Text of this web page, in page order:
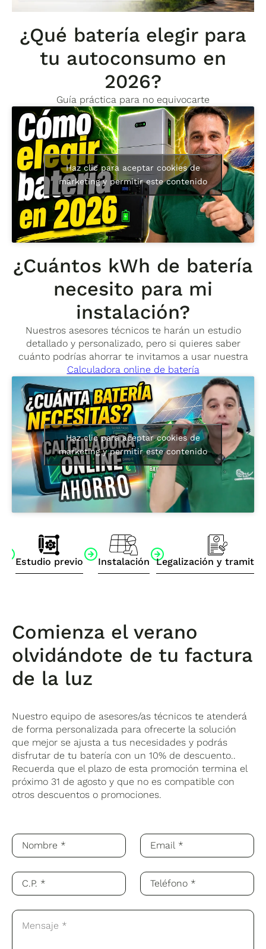
¿Qué batería elegir para
tu autoconsumo en
2026?
Guía práctica para no equivocarte
Haz clic para aceptar cookies de
marketing y permitir este contenido
¿Cuántos kWh de batería
necesito para mi
instalación?
Nuestros asesores técnicos te harán un estudio
detallado y personalizado, pero si quieres saber
cuánto podrías ahorrar te invitamos a usar nuestra
Calculadora online de batería
Haz clic para aceptar cookies de
marketing y permitir este contenido
Estudio previo Instalación Legalización y
Comienza el verano
olvidándote de tu factura
de la luz
Nuestro equipo de asesores/as técnicos te atenderá
de forma personalizada para ofrecerte la solución
que mejor se ajusta a tus necesidades y podrás
disfrutar de tu batería con un 10% de descuento..
Recuerda que el plazo de esta promoción termina el
próximo 31 de agosto y que no es compatible con
otros descuentos o promociones.